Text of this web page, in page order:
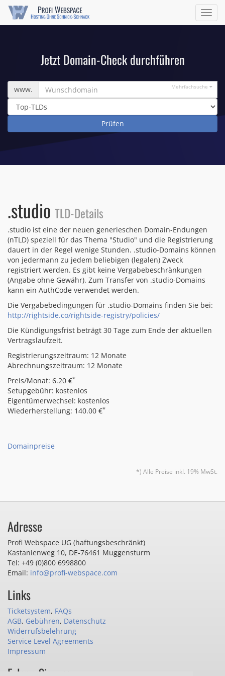
ein/
Jetzt Domain-Check durchführen
Wunschdomain
www. Mehrfachsuche
.studio TLD-Details
.studio ist eine der neuen generieschen Domain-Endungen
(nTLD) speziell für das Thema "Studio" und die Registrierung
dauert in der Regel wenige Stunden. .studio-Domains können
von jedermann zu jedem beliebigen (legalen) Zweck
registriert werden. Es gibt keine Vergabebeschränkungen
(Angabe ohne Gewähr). Zum Transfer von .studio-Domains
kann ein AuthCode verwendet werden.
Die Vergabebedingungen für .studio-Domains finden Sie bei:
http://rightside.co/rightside-registry/policies/
Die Kündigungsfrist beträgt 30 Tage zum Ende der aktuellen
Vertragslaufzeit.
Registrierungszeitraum: 12 Monate
Abrechnungszeitraum: 12 Monate
Preis/Monat: 6.20 €*
Setupgebühr: kostenlos
Eigentümerwechsel: kostenlos
Wiederherstellung: 140.00 €*
Domainpreise
*) Alle Preise inkl. 19% MwSt.
Adresse
Profi Webspace UG (haftungsbeschränkt)
Kastanienweg 10, DE-76461 Muggensturm
Tel: +49 (0)800 6998800
Email: info@profi-webspace.com
Links
Ticketsystem, FAQs
AGB, Gebühren, Datenschutz
Widerrufsbelehrung
Service Level Agreements
Impressum